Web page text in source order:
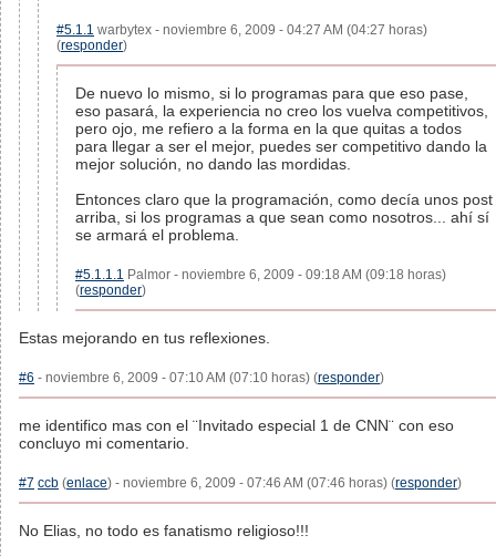
#5.1.1 warbytex - noviembre 6, 2009 - 04:27 AM (04:27 horas)
(responder)
De nuevo lo mismo, si lo programas para que eso pase,
eso pasará, la experiencia no creo los vuelva competitivos,
pero ojo, me refiero a la forma en la que quitas a todos
para llegar a ser el mejor, puedes ser competitivo dando la
mejor solución, no dando las mordidas.
Entonces claro que la programación, como decía unos post
arriba, si los programas a que sean como nosotros... ahí sí
se armará el problema.
#5.1.1.1 Palmor - noviembre 6, 2009 - 09:18 AM (09:18 horas)
(responder)
Estas mejorando en tus reflexiones.
#6 - noviembre 6, 2009 - 07:10 AM (07:10 horas) (responder)
me identifico mas con el ¨Invitado especial 1 de CNN¨ con eso
concluyo mi comentario.
#7 ccb (enlace) - noviembre 6, 2009 - 07:46 AM (07:46 horas) (responder)
No Elias, no todo es fanatismo religioso!!!